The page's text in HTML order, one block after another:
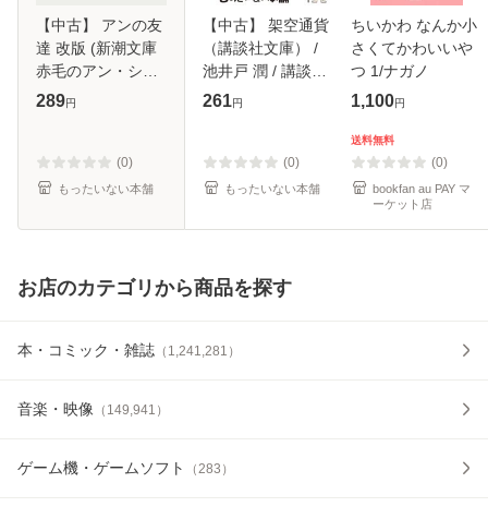
【中古】 アンの友
達 改版 (新潮文庫
赤毛のアン・シリ
ーズ4) / モンゴメ
ル便送料無料】
289円
(0)
もったいない本舗
【中古】 架空通貨
（講談社文庫） /
池井戸 潤 / 講談社
[文庫]【メール便送
261円
(0)
もったいない本舗
ちいかわ なんか小
さくてかわいいや
つ 1/ナガノ
1,100円
送料無料
(0)
bookfan au PAY マ
ーケット店
お店のカテゴリから商品を探す
本・コミック・雑誌 （ 1,241,281 ）
音楽・映像 （ 149,941 ）
ゲーム機・ゲームソフト （283 ）